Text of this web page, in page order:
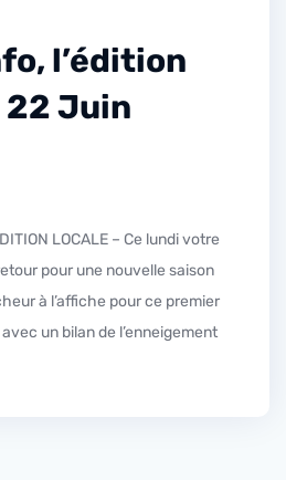
l’édition
22 Juin
pour une nouvelle saison
à l’affiche pour ce premier
un bilan de l’enneigement